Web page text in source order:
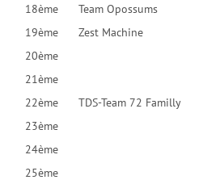
18ème
Team Opossums
19ème
Zest Machine
20ème
21ème
22ème
TDS-Team 72 Familly
23ème
24ème
25ème